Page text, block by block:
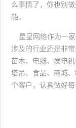
么事情了，你也别
船。
星皇网络作为一家
涉及的行业还是非
苗木、电缆、发电
塔吊、食品、商城
个客户，认真做好